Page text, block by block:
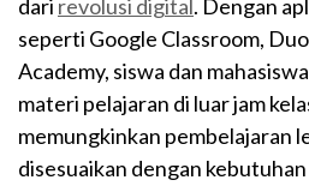
dari revolusi digital. Dengan
seperti Google Classroom,
Academy, siswa dan
materi pelajaran di luar jam
memungkinkan pembelajaran
disesuaikan dengan